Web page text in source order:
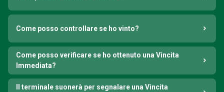
Come posso controllare se ho vinto?
Come posso verificare se ho ottenuto una Vincita
Immediata?
Il terminale suonerà per segnalare una Vincita